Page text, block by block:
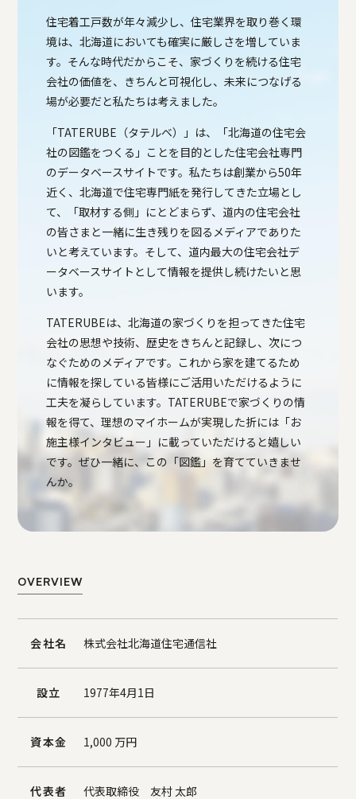
住宅着工戸数が年々減少し、住宅業界を取り巻く環
境は、北海道においても確実に厳しさを増していま
す。そんな時代だからこそ、家づくりを続ける住宅
会社の価値を、きちんと可視化し、未来につなげる
場が必要だと私たちは考えました。
「TATERUBE（タテルベ）」は、「北海道の住宅会
社の図鑑をつくる」ことを目的とした住宅会社専門
のデータベースサイトです。私たちは創業から50年
近く、北海道で住宅専門紙を発行してきた立場とし
て、「取材する側」にとどまらず、道内の住宅会社
の皆さまと一緒に生き残りを図るメディアでありた
いと考えています。そして、道内最大の住宅会社デ
ータベースサイトとして情報を提供し続けたいと思
います。
TATERUBEは、北海道の家づくりを担ってきた住宅
会社の思想や技術、歴史をきちんと記録し、次につ
なぐためのメディアです。これから家を建てるため
に情報を探している皆様にご活用いただけるように
工夫を凝らしています。TATERUBEで家づくりの情
報を得て、理想のマイホームが実現した折には「お
施主様インタビュー」に載っていただけると嬉しい
です。ぜひ一緒に、この「図鑑」を育てていきませ
んか。
OVERVIEW
会社名 株式会社北海道住宅通信社
設立 1977年4月1日
資本金 1,000 万円
代表者 代表取締役 友村 太郎